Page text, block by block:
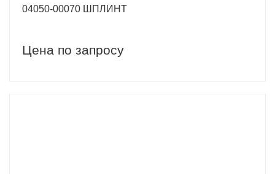
04050-00070 ШПЛИНТ
Цена по запросу